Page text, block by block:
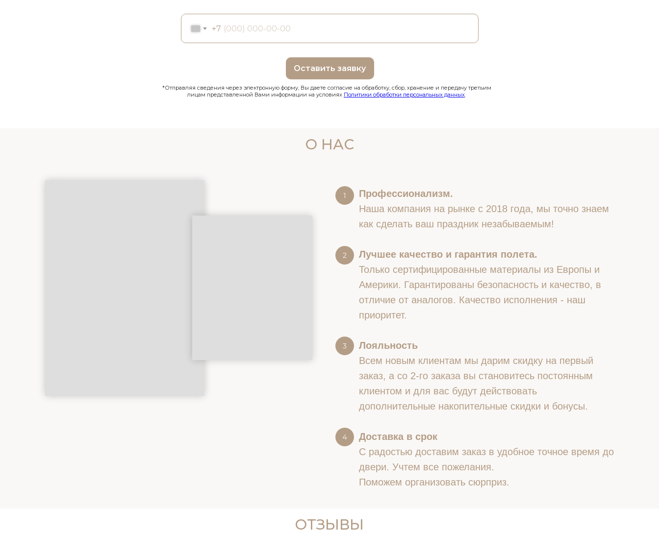
+7
Оставить заявку
*Отправляя сведения через электронную форму, Вы даете согласие на обработку, сбор, хранение и передачу третьим
лицам представленной Вами информации на условиях Политики обработки персональных данных.
О НАС
Профессионализм.
Наша компания на рынке с 2018 года, мы точно знаем
как сделать ваш праздник незабываемым!
Лучшее качество и гарантия полета.
Только сертифицированные материалы из Европы и
Америки. Гарантированы безопасность и качество, в
отличие от аналогов. Качество исполнения - наш
приоритет.
Лояльность
Всем новым клиентам мы дарим скидку на первый
заказ, а со 2-го заказа вы становитесь постоянным
клиентом и для вас будут действовать
дополнительные накопительные скидки и бонусы.
Доставка в срок
С радостью доставим заказ в удобное точное время до
двери. Учтем все пожелания.
Поможем организовать сюрприз.
ОТЗЫВЫ